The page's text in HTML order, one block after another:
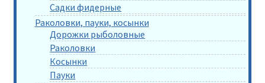
Садки фидерные
Раколовки, пауки, косынки
Дорожки рыболовные
Раколовки
Косынки
Пауки